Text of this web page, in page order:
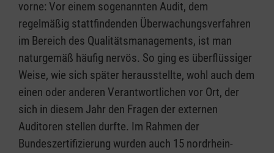
vorne: Vor einem sogenannten Audit, dem
regelmäßig stattfindenden Überwachungsverfahren
im Bereich des Qualitätsmanagements, ist man
naturgemäß häufig nervös. So ging es überflüssiger
Weise, wie sich später herausstellte, wohl auch dem
einen oder anderen Verantwortlichen vor Ort, der
sich in diesem Jahr den Fragen der externen
Auditoren stellen durfte. Im Rahmen der
Bundeszertifizierung wurden auch 15 nordrhein-